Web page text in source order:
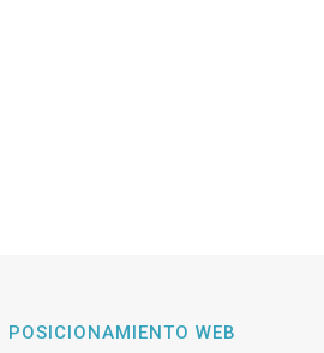
POSICIONAMIENTO WEB